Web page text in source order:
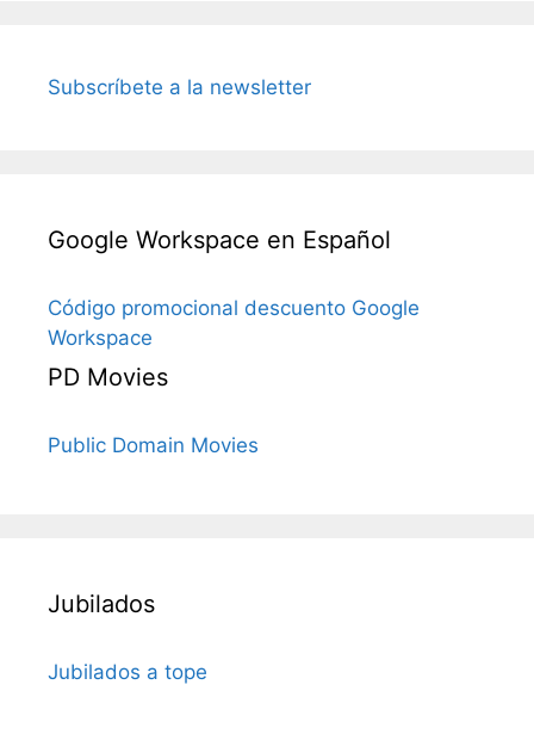
Subscríbete a la newsletter
Google Workspace en Español
Código promocional descuento Google
Workspace
PD Movies
Public Domain Movies
Jubilados
Jubilados a tope